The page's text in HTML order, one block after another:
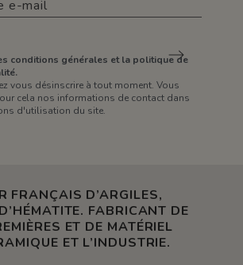
conditions générales et la politique de
vous désinscrire à tout moment. Vous
cela nos informations de contact dans
d'utilisation du site.
FRANÇAIS D’ARGILES,
FABRICANT DE
ET DE MATÉRIEL
ET L’INDUSTRIE.